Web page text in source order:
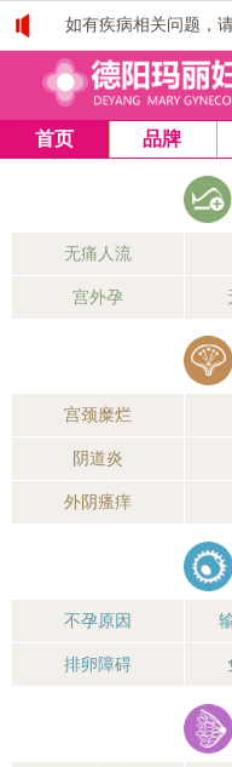
如有疾病相关问题，
1
首页 品牌
无痛人流
宫外孕
宫颈糜烂
阴道炎
外阴瘙痒
不孕原因
排卵障碍